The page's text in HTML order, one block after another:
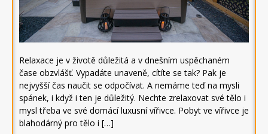
Relaxace je v životě důležitá a v dnešním uspěchaném
čase obzvlášť. Vypadáte unaveně, cítíte se tak? Pak je
nejvyšší čas naučit se odpočívat. A nemáme teď na mysli
spánek, i když i ten je důležitý. Nechte zrelaxovat své tělo i
mysl třeba ve své domácí luxusní vířivce. Pobyt ve vířivce je
blahodárný pro tělo i […]